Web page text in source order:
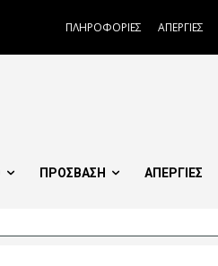
ΠΛΗΡΟΦΟΡΙΕΣ ΑΠΕΡΓΙΕΣ
ΠΡΟΣΒΑΣΗ ΑΠΕΡΓΙΕΣ